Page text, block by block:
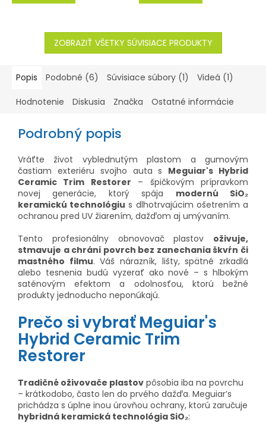
ZOBRAZIŤ VŠETKY SÚVISIACE PRODUKTY
Popis Podobné (6) Súvisiace súbory (1) Videá (1)
Hodnotenie Diskusia Značka Ostatné informácie
Podrobný popis
Vráťte život vyblednutým plastom a gumovým
častiam exteriéru svojho auta s Meguiar's Hybrid
Ceramic Trim Restorer – špičkovým prípravkom
novej generácie, ktorý spája modernú SiO₂
keramickú technológiu s dlhotrvajúcim ošetrením a
ochranou pred UV žiarením, dažďom aj umývaním.
Tento profesionálny obnovovač plastov oživuje,
stmavuje a chráni povrch bez zanechania škvŕn či
mastného filmu. Váš nárazník, lišty, spätné zrkadlá
alebo tesnenia budú vyzerať ako nové – s hlbokým
saténovým efektom a odolnosťou, ktorú bežné
produkty jednoducho neponúkajú.
Prečo si vybrať Meguiar's
Hybrid Ceramic Trim
Restorer
Tradičné oživovače plastov pôsobia iba na povrchu
– krátkodobo, často len do prvého dažďa. Meguiar’s
prichádza s úplne inou úrovňou ochrany, ktorú zaručuje
hybridná keramická technológia SiO₂: